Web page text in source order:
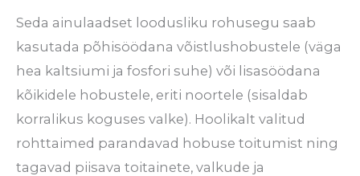
Seda ainulaadset loodusliku rohusegu saab
kasutada põhisöödana võistlushobustele (väga
hea kaltsiumi ja fosfori suhe) või lisasöödana
kõikidele hobustele, eriti noortele (sisaldab
korralikus koguses valke). Hoolikalt valitud
rohttaimed parandavad hobuse toitumist ning
tagavad piisava toitainete, valkude ja